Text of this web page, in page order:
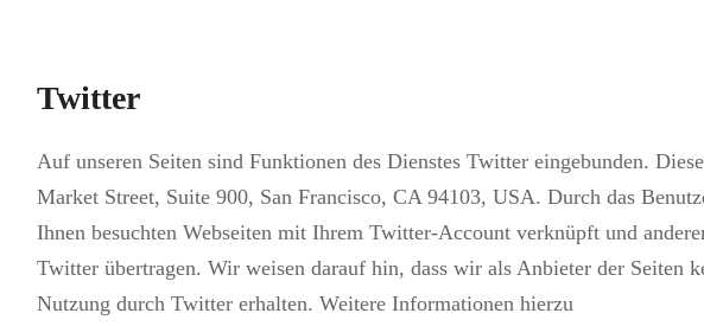
Twitter
Auf unseren Seiten sind Funktionen des Dienstes Twitter eingebunden.
Market Street, Suite 900, San Francisco, CA 94103, USA. Durch das
Ihnen besuchten Webseiten mit Ihrem Twitter-Account verknüpft und
Twitter übertragen. Wir weisen darauf hin, dass wir als Anbieter der Seiten
Nutzung durch Twitter erhalten. Weitere Informationen hierzu